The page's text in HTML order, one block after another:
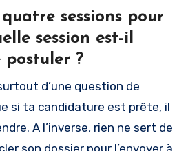
sessions pour
session est-il
postuler ?
d’une question de
si ta candidature est prête, il
A l’inverse, rien ne sert de
son dossier pour l’envoyer à